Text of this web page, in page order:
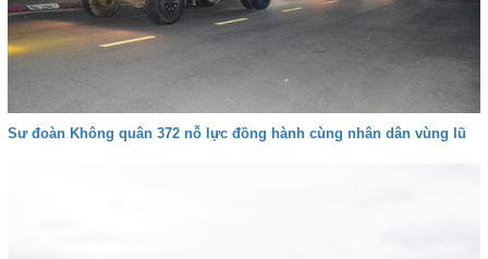
Sư đoàn Không quân 372 nỗ lực đồng hành cùng nhân dân vùng lũ